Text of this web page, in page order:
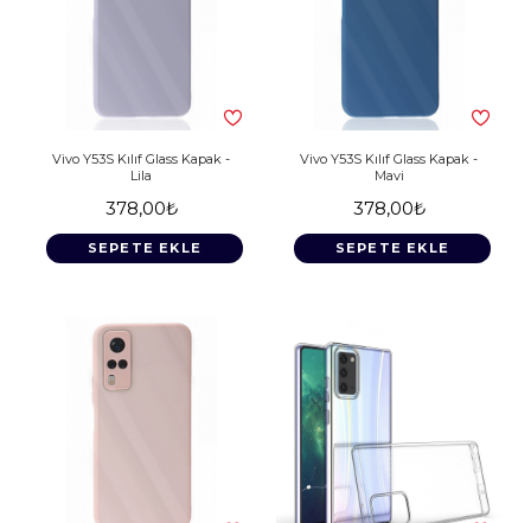
Vivo Y53S Kılıf Glass Kapak -
Lila
378,00₺
SEPETE EKLE
Vivo Y53S Kılıf Glass Kapak -
Mavi
378,00₺
SEPETE EKLE